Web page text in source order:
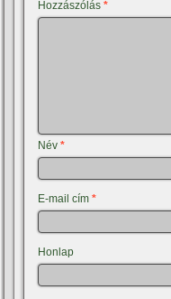
Hozzászólás*
Név*
E-mail cím*
Honlap